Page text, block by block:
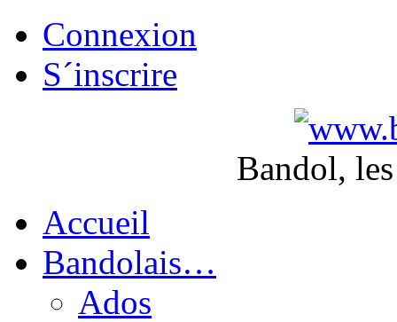
Connexion
S´inscrire
Bandol,
Accueil
Bandolais…
Ados